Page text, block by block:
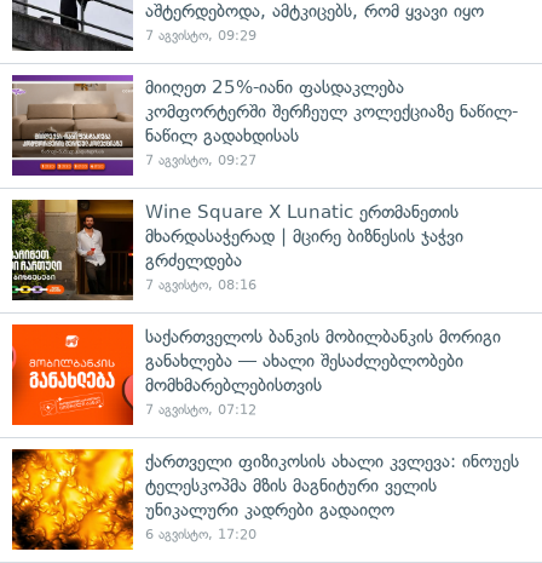
აშტერდებოდა, ამტკიცებს, რომ ყვავი იყო
7 აგვისტო, 09:29
მიიღეთ 25%-იანი ფასდაკლება
კომფორტერში შერჩეულ კოლექციაზე ნაწილ-
ნაწილ გადახდისას
7 აგვისტო, 09:27
Wine Square X Lunatic ერთმანეთის
მხარდასაჭერად | მცირე ბიზნესის ჯაჭვი
გრძელდება
7 აგვისტო, 08:16
საქართველოს ბანკის მობილბანკის მორიგი
განახლება — ახალი შესაძლებლობები
მომხმარებლებისთვის
7 აგვისტო, 07:12
ქართველი ფიზიკოსის ახალი კვლევა: ინოუეს
ტელესკოპმა მზის მაგნიტური ველის
უნიკალური კადრები გადაიღო
6 აგვისტო, 17:20